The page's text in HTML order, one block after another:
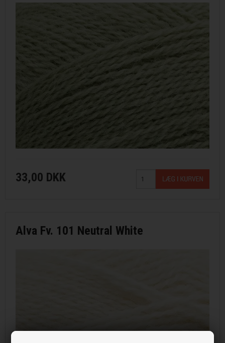
33,00 DKK
Alva Fv. 101 Neutral White